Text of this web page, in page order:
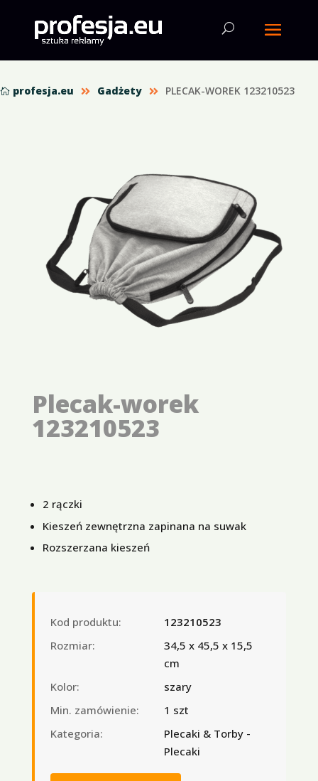
 profesja.eu  Gadżety  PLECAK-WOREK 123210523
Plecak-worek
123210523
2 rączki
Kieszeń zewnętrzna zapinana na suwak
Rozszerzana kieszeń
Kod produktu:
123210523
Rozmiar:
34,5 x 45,5 x 15,5
cm
Kolor:
szary
Min. zamówienie:
1 szt
Kategoria:
Plecaki & Torby -
Plecaki